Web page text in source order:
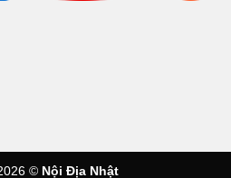
© Nội Địa Nhật